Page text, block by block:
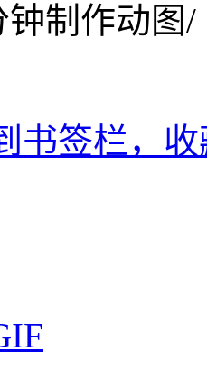
钟制作动图/
书签栏，